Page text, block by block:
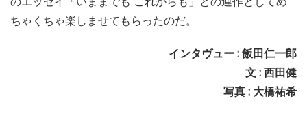
ちゃくちゃ楽しませてもらったのだ。
インタヴュー : 飯田仁一郎
文 : 西田健
写真 : 大橋祐希